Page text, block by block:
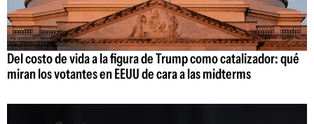
Del costo de vida a la figura de Trump como catalizador: qué
miran los votantes en EEUU de cara a las midterms